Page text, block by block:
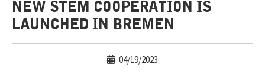
NEW STEM COOPERATION IS
LAUNCHED IN BREMEN
04/19/2023